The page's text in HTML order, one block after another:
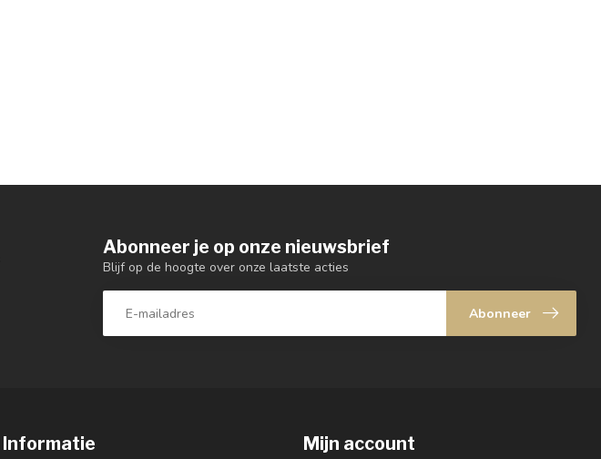
Abonneer je op onze nieuwsbrief
Blijf op de hoogte over onze laatste acties
Abonneer
Informatie Mijn account